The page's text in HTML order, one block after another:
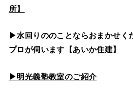
所】
▶水回りののことならおまかせく
プロが伺います【あいか住建】
▶明光義塾教室のご紹介